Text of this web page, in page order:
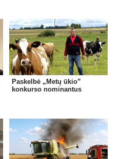
Paskelbė „Metų ūkio”
konkurso nominantus